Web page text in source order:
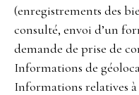
(enregistrements des
consulté, envoi d’un
demande de prise de
Informations de
Informations relatives